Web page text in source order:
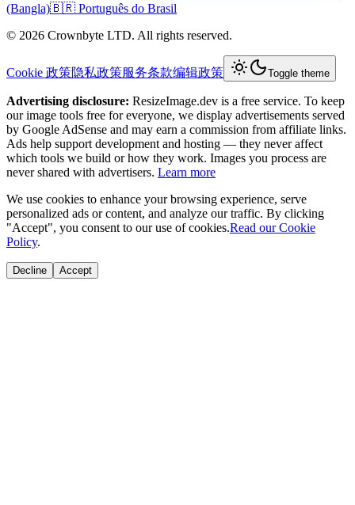
(Bangla)🇧🇷 Português do Brasil
© 2026 Crownbyte LTD. All rights reserved.
Cookie 政策隐私政策服务条款编辑政策 Toggle theme
Advertising disclosure: ResizeImage.dev is a free service. To keep
our image tools free for everyone, we display advertisements served
by Google AdSense and may earn a commission from affiliate links.
Ads help support development and hosting — they never affect
which tools we build or how they work. Images you process are
never shared with advertisers. Learn more
We use cookies to enhance your browsing experience, serve
personalized ads or content, and analyze our traffic. By clicking
"Accept", you consent to our use of cookies.Read our Cookie
Policy.
Decline Accept